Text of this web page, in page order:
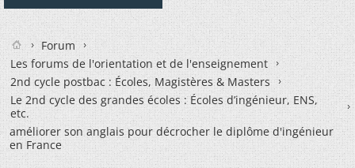
Forum
Les forums de l'orientation et de l'enseignement
2nd cycle postbac : Écoles, Magistères & Masters
Le 2nd cycle des grandes écoles : Écoles d’ingénieur, ENS,
etc.
améliorer son anglais pour décrocher le diplôme d'ingénieur
en France